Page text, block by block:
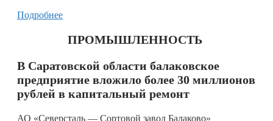
Подробнее
ПРОМЫШЛЕННОСТЬ
В Саратовской области балаковское
предприятие вложило более 30 миллионов
рублей в капитальный ремонт
АО «Северсталь — Сортовой завод Балаково»